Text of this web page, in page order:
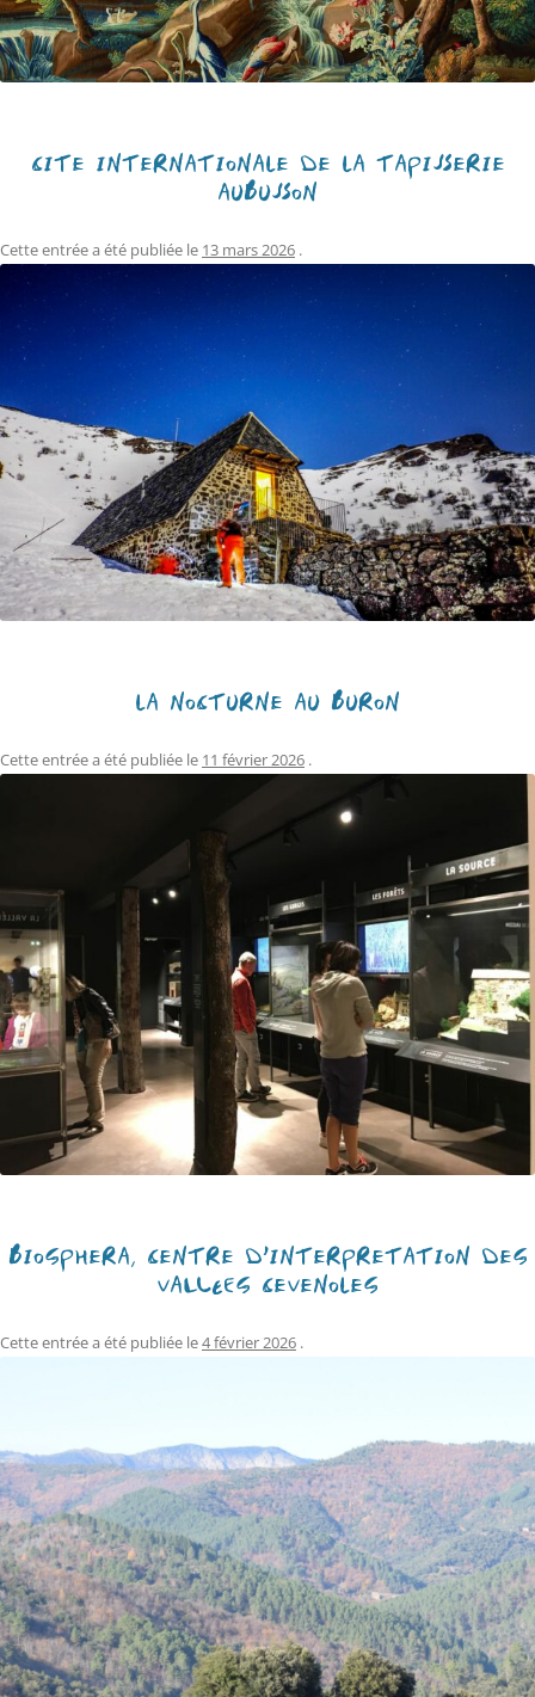
CITÉ INTERNATIONALE DE LA TAPISSERIE
AUBUSSON
Cette entrée a été publiée le 13 mars 2026 .
LA NOCTURNE AU BURON
Cette entrée a été publiée le 11 février 2026 .
BIOSPHERA, CENTRE D’INTERPRÉTATION DES
VALLÉES CÉVENOLES
Cette entrée a été publiée le4 février 2026 .